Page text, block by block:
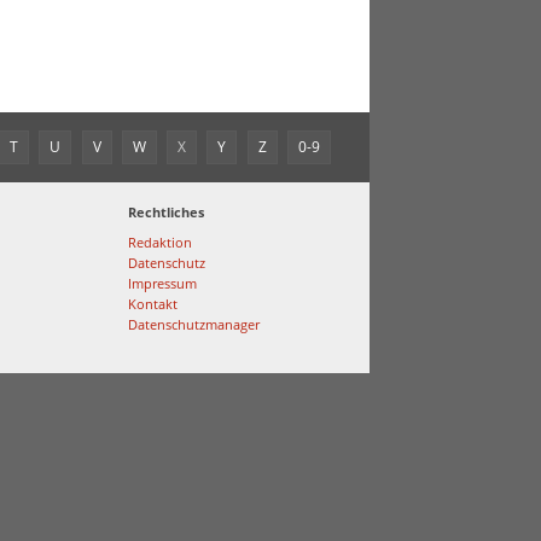
T U V W X Y Z 0-9
Rechtliches
Redaktion
Datenschutz
Impressum
Kontakt
Datenschutzmanager